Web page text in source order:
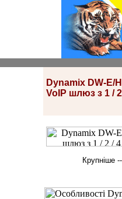
Dynamix DW-E/H
VoIP шлюз з 1 /
Крупніше